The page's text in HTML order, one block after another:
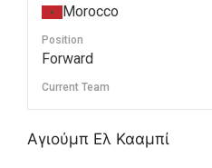
Morocco
Position
Forward
Current Team
Αγιούμπ Ελ Κααμπί